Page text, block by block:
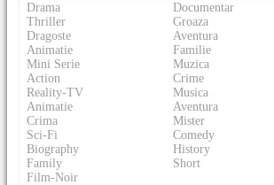
Drama
Documentar
Thriller
Groaza
Dragoste
Aventura
Animatie
Familie
Mini Serie
Muzica
Action
Crime
Reality-TV
Musica
Animatie
Aventura
Crima
Mister
Sci-Fi
Comedy
Biography
History
Family
Short
Film-Noir